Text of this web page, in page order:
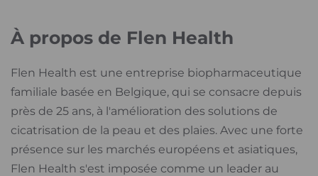
À propos de Flen Health
Flen Health est une entreprise biopharmaceutique
familiale basée en Belgique, qui se consacre depuis
près de 25 ans, à l'amélioration des solutions de
cicatrisation de la peau et des plaies. Avec une forte
présence sur les marchés européens et asiatiques,
Flen Health s'est imposée comme un leader au